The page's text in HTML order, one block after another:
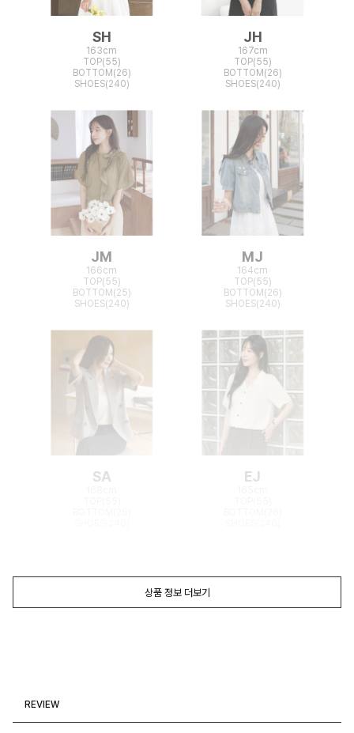
SH
163cm
TOP(55)
BOTTOM(26)
SHOES(240)
JH
167cm
TOP(55)
BOTTOM(26)
SHOES(240)
JM
166cm
TOP(55)
BOTTOM(25)
SHOES(240)
MJ
164cm
TOP(55)
BOTTOM(26)
SHOES(240)
SA EJ
상품 정보 더보기
REVIEW